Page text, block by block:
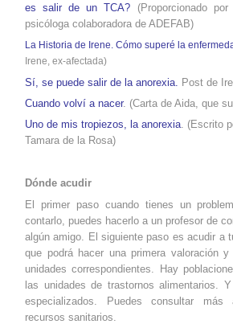
es salir de un TCA? (Proporcionado
psicóloga colaboradora de ADEFAB)
La Historia de Irene. Cómo superé la
Irene, ex-afectada)
Sí, se puede salir de la anorexia. Post de
Cuando volví a nacer. (Carta de Aida, que
Uno de mis tropiezos, la anorexia. (Escrito
Tamara de la Rosa)
Dónde acudir
El primer paso cuando tienes un
contarlo, puedes hacerlo a un profesor de
algún amigo. El siguiente paso es acudir a
que podrá hacer una primera valoración
unidades correspondientes. Hay
las unidades de trastornos alimentarios.
especializados. Puedes consultar
recursos sanitarios.